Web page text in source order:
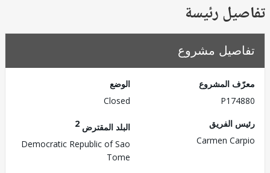
رئيسة
مشروع
المشروع
الفريق
Carmen
البلد المقترض
Democratic Republic of Sao